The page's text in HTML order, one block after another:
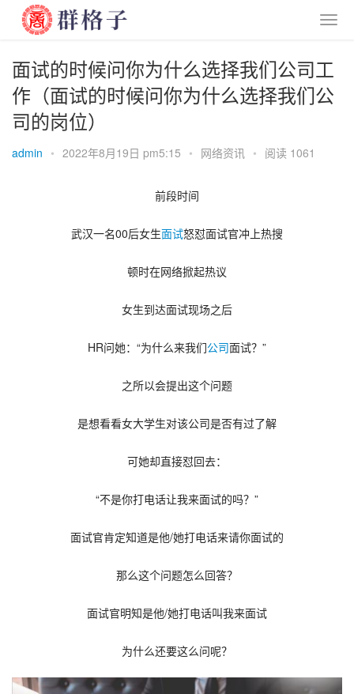
面试的时候问你为什么选择我们公司工
作（面试的时候问你为什么选择我们公
司的岗位）
admin • 2022年8月19日 pm5:15 • 网络资讯 • 阅读 1061
前段时间
武汉一名00后女生面试怒怼面试官冲上热搜
顿时在网络掀起热议
女生到达面试现场之后
HR问她： “为什么来我们公司面试？”
之所以会提出这个问题
是想看看女大学生对该公司是否有过了解
可她却直接怼回去：
“不是你打电话让我来面试的吗？”
面试官肯定知道是他/她打电话来请你面试的
那么这个问题怎么回答？
面试官明知是他/她打电话叫我来面试
为什么还要这么问呢？